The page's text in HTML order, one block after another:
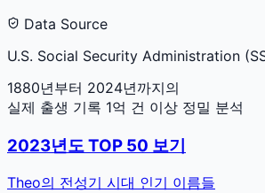
Data Source
U.S. Social Security Administration
1880년부터 2024년까지의
실제 출생 기록 1억 건 이상 정밀 분석
2023년도 TOP 50 보기
Theo의 전성기 시대 인기 이름들